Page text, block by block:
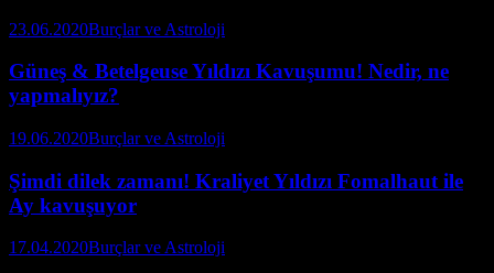
23.06.2020Burçlar ve Astroloji
Güneş & Betelgeuse Yıldızı Kavuşumu! Nedir, ne
yapmalıyız?
19.06.2020Burçlar ve Astroloji
Şimdi dilek zamanı! Kraliyet Yıldızı Fomalhaut ile
Ay kavuşuyor
17.04.2020Burçlar ve Astroloji